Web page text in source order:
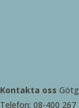
Kontakta oss
Telefon: 08-400 267